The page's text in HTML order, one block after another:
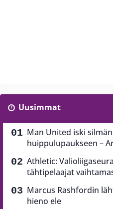
Uusimmat
Man United iski
huippulupaukseen –
Athletic:
tähtipelaajat
Marcus Rashfordin
hieno ele